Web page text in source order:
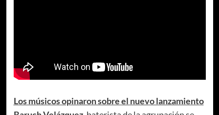
Los músicos opinaron sobre el nuevo lanzamiento